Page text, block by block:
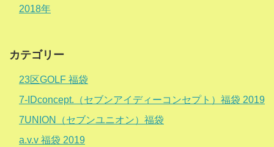
2018年
カテゴリー
23区GOLF 福袋
7-IDconcept.（セブンアイディーコンセプト）福袋 2019
7UNION（セブンユニオン）福袋
a.v.v 福袋 2019